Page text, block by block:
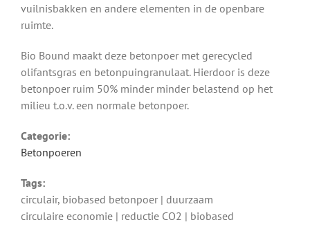
vuilnisbakken en andere elementen in de openbare
ruimte.
Bio Bound maakt deze betonpoer met gerecycled
olifantsgras en betonpuingranulaat. Hierdoor is deze
betonpoer ruim 50% minder minder belastend op het
milieu t.o.v. een normale betonpoer.
Categorie:
Betonpoeren
Tags:
circulair, biobased betonpoer | duurzaam
circulaire economie | reductie CO2 | biobased